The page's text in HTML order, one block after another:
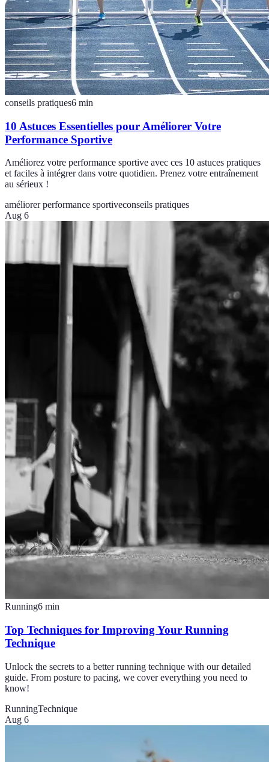
conseils pratiques6 min
10 Astuces Essentielles pour Améliorer Votre
Performance Sportive
Améliorez votre performance sportive avec ces 10 astuces pratiques
et faciles à intégrer dans votre quotidien. Prenez votre entraînement
au sérieux !
améliorer performance sportiveconseils pratiques
Aug 6
Running6 min
Top Techniques for Improving Your Running
Technique
Unlock the secrets to a better running technique with our detailed
guide. From posture to pacing, we cover everything you need to
know!
RunningTechnique
Aug 6